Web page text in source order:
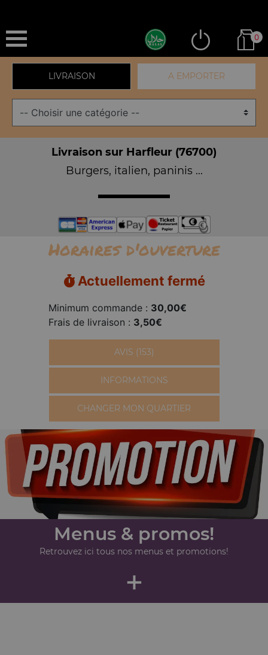
0
LIVRAISON A EMPORTER
Livraison sur Harfleur (76700)
Burgers, italien, paninis ...
Horaires d'ouverture
Actuellement fermé
Minimum commande : 30,00€
Frais de livraison : 3,50€
AVIS (153)
INFORMATIONS
CHANGER MON QUARTIER
Menus & promos!
Retrouvez ici tous nos menus et promotions!
+